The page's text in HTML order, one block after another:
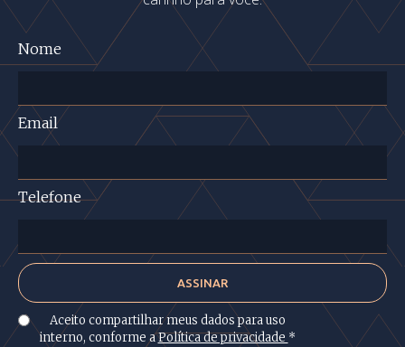
Nome
Email
Telefone
Aceito compartilhar meus dados para uso
interno, conforme aPolítica de privacidade *